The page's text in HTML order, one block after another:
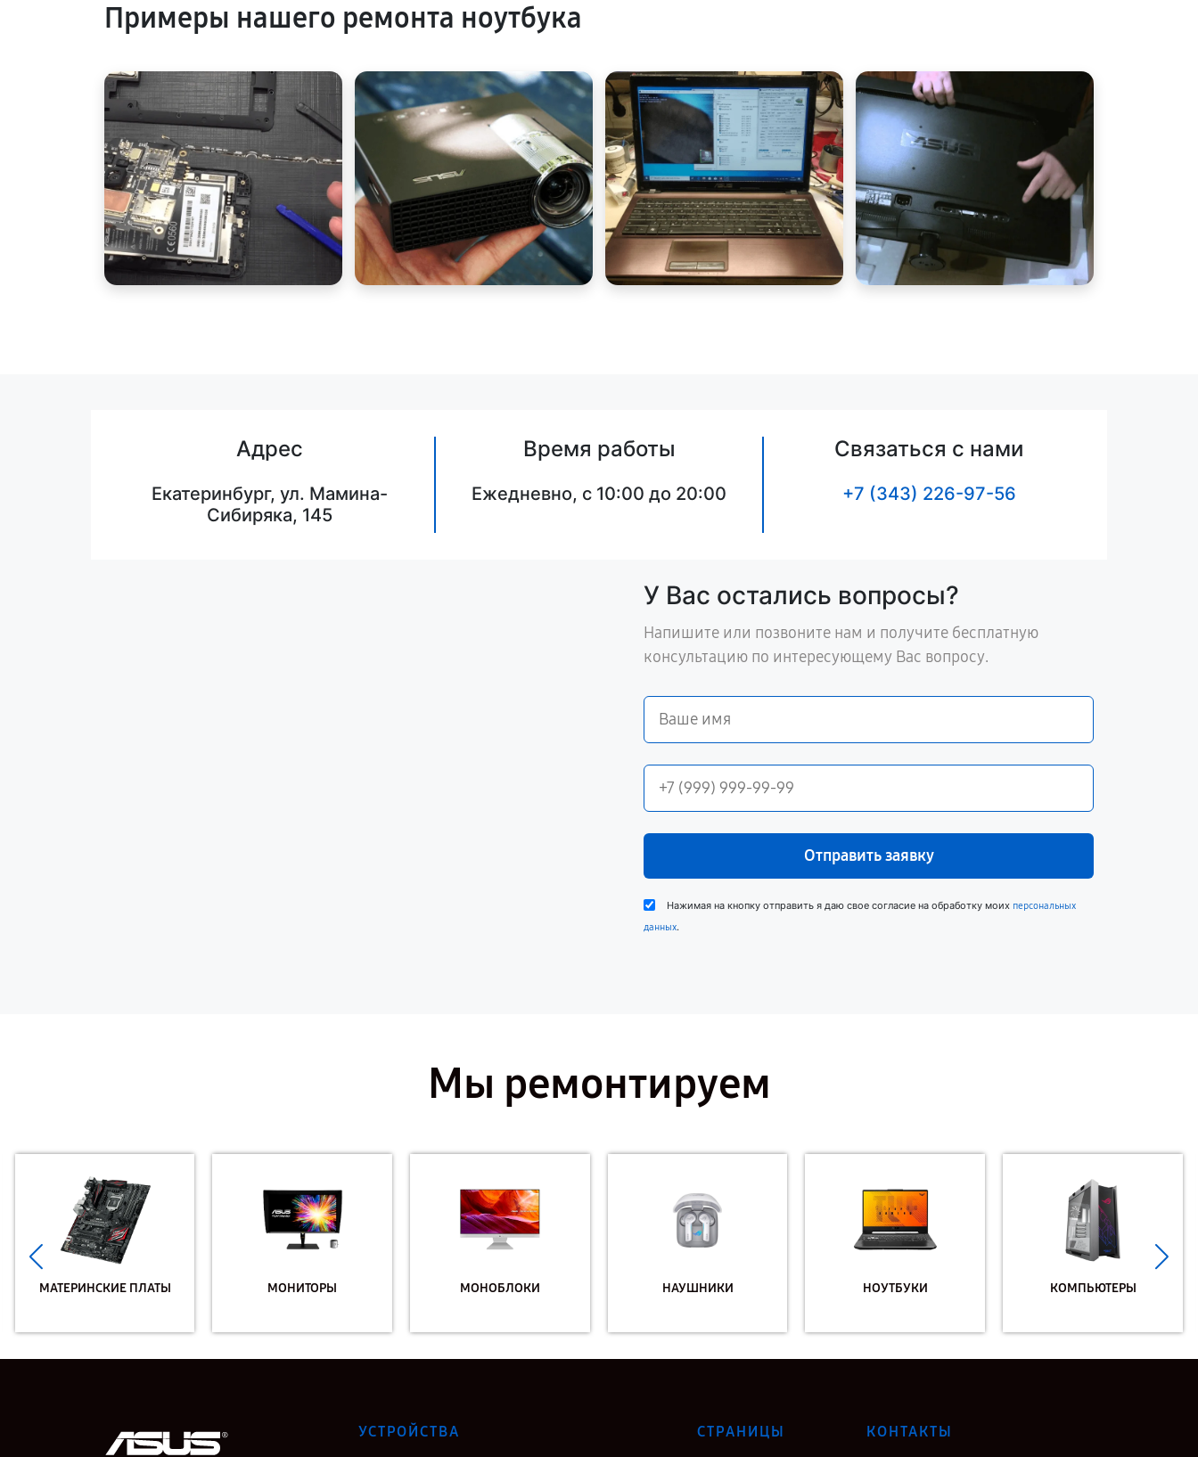
Примеры нашего ремонта ноутбука
Адрес
Екатеринбург, ул. Мамина-
Сибиряка, 145
Время работы
Ежедневно, с 10:00 до 20:00
Связаться с нами
+7 (343) 226-97-56
У Вас остались вопросы?
Напишите или позвоните нам и получите бесплатную
консультацию по интересующему Вас вопросу.
Отправить заявку
Нажимая на кнопку отправить я даю свое согласие на обработку моих персональных
данных.
Мы ремонтируем
МАТЕРИНСКИЕ ПЛАТЫ МОНИТОРЫ МОНОБЛОКИ НАУШНИКИ НОУТБУКИ КОМПЬЮТЕРЫ
УСТРОЙСТВА СТРАНИЦЫ КОНТАКТЫ